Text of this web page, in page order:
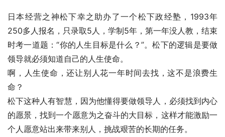
日本经营之神松下幸之助办了一个松下政经塾，1993年
250多人报名，只录取5人，学制5年，第一年没人教，结束
时考一道题：“你的人生目标是什么？”。松下的逻辑是要做
领导就必须知道自己的人生使命。
啊，人生使命，还让别人花一年时间去找，这不是浪费生
命？
松下这种人有智慧，因为他懂得要做领导人，必须找到内心
的愿景，找到一个愿意为之奋斗的大目标，这样才能激励一
个人愿意站出来带来别人，挑战艰苦的长期的任务。